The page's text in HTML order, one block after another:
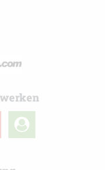
user-
circle